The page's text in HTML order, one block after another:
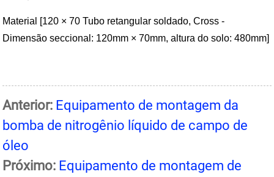
Material [120 × 70 Tubo retangular soldado, Cross -
Dimensão seccional: 120mm × 70mm, altura do solo: 480mm]
Anterior: Equipamento de montagem da
bomba de nitrogênio líquido de campo de
óleo
Próximo: Equipamento de montagem de